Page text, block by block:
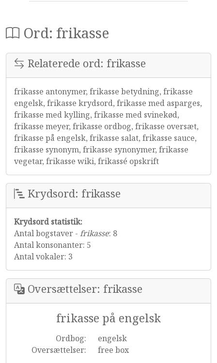
Ord: frikasse
Relaterede ord: frikasse
frikasse antonymer, frikasse betydning, frikasse
engelsk, frikasse krydsord, frikasse med asparges,
frikasse med kylling, frikasse med svinekød,
frikasse meyer, frikasse ordbog, frikasse oversæt,
frikasse på engelsk, frikasse salat, frikasse sauce,
frikasse synonym, frikasse synonymer, frikasse
vegetar, frikasse wiki, frikassé opskrift
Krydsord: frikasse
Krydsord statistik:
Antal bogstaver - frikasse: 8
Antal konsonanter: 5
Antal vokaler: 3
Oversættelser: frikasse
frikasse på engelsk
Ordbog:
engelsk
Oversættelser:
free box